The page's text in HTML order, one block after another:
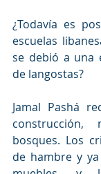
¿Todavía es
escuelas
se debió a una
de langostas?
Jamal Pashá
construcción,
bosques. Los
de hambre y